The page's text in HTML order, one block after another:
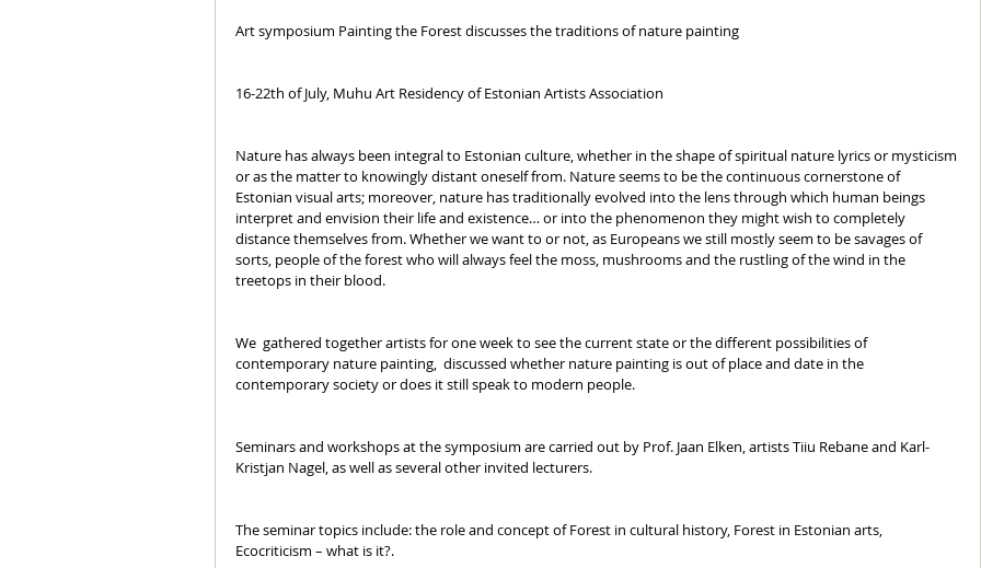
Art symposium Painting the Forest discusses the traditions of nature painting
16-22th of July, Muhu Art Residency of Estonian Artists Association
Nature has always been integral to Estonian culture, whether in the shape of spiritual nature lyrics or mysticism
or as the matter to knowingly distant oneself from. Nature seems to be the continuous cornerstone of
Estonian visual arts; moreover, nature has traditionally evolved into the lens through which human beings
interpret and envision their life and existence… or into the phenomenon they might wish to completely
distance themselves from. Whether we want to or not, as Europeans we still mostly seem to be savages of
sorts, people of the forest who will always feel the moss, mushrooms and the rustling of the wind in the
treetops in their blood.
We  gathered together artists for one week to see the current state or the different possibilities of
contemporary nature painting,  discussed whether nature painting is out of place and date in the
contemporary society or does it still speak to modern people.
Seminars and workshops at the symposium are carried out by Prof. Jaan Elken, artists Tiiu Rebane and Karl-
Kristjan Nagel, as well as several other invited lecturers.
The seminar topics include: the role and concept of Forest in cultural history, Forest in Estonian arts,
Ecocriticism – what is it?.